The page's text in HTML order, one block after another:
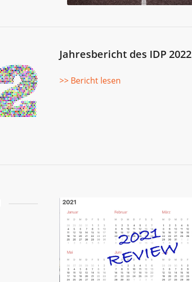
Jahresbericht des IDP 2022
>> Bericht lesen